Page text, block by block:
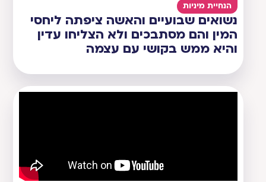
הנחיית מיניות
נשואים שבועיים והאשה ציפתה ליחסי
המין והם מסתבכים ולא הצליחו עדין
והיא ממש בקושי עם עצמה